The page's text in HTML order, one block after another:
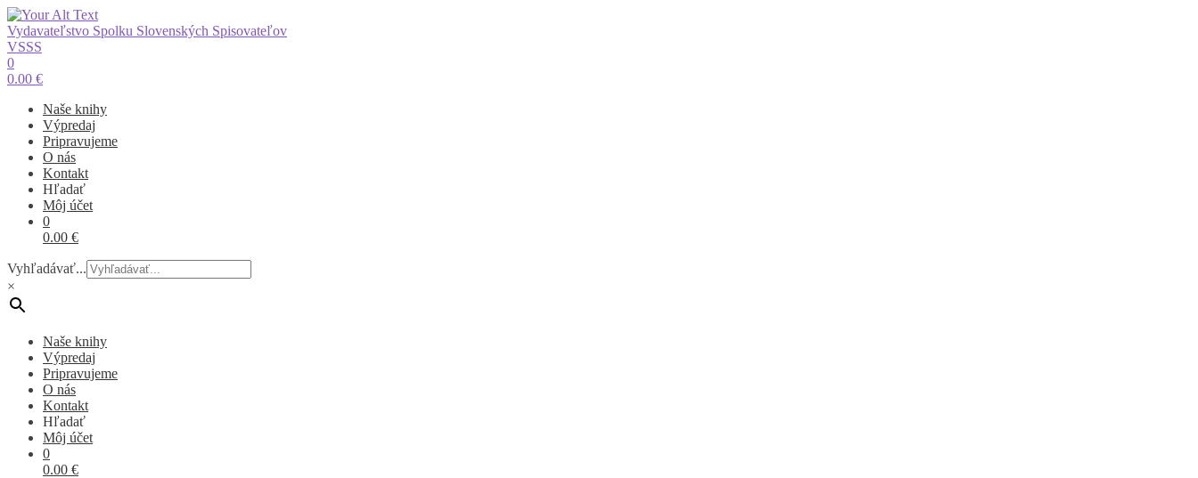
Vydavateľstvo Spolku Slovenských Spisovateľov
VSSS
0
0.00 €
Naše knihy
Výpredaj
Pripravujeme
O nás
Kontakt
Hľadať
Môj účet
0
0.00 €
Vyhľadávať...
×
Naše knihy
Výpredaj
Pripravujeme
O nás
Kontakt
Hľadať
Môj účet
0
0.00 €